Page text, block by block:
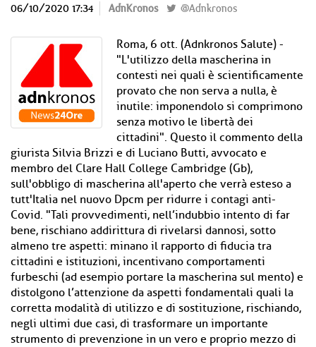
06/10/2020 17:34 AdnKronos @Adnkronos
Roma, 6 ott. (Adnkronos Salute) -
"L'utilizzo della mascherina in
contesti nei quali è scientificamente
provato che non serva a nulla, è
inutile: imponendolo si comprimono
senza motivo le libertà dei
cittadini". Questo il commento della
giurista Silvia Brizzi e di Luciano Butti, avvocato e
membro del Clare Hall College Cambridge (Gb),
sull'obbligo di mascherina all'aperto che verrà esteso a
tutt'Italia nel nuovo Dpcm per ridurre i contagi anti-
Covid. "Tali provvedimenti, nell’indubbio intento di far
bene, rischiano addirittura di rivelarsi dannosi, sotto
almeno tre aspetti: minano il rapporto di fiducia tra
cittadini e istituzioni, incentivano comportamenti
furbeschi (ad esempio portare la mascherina sul mento) e
distolgono l’attenzione da aspetti fondamentali quali la
corretta modalità di utilizzo e di sostituzione, rischiando,
negli ultimi due casi, di trasformare un importante
strumento di prevenzione in un vero e proprio mezzo di